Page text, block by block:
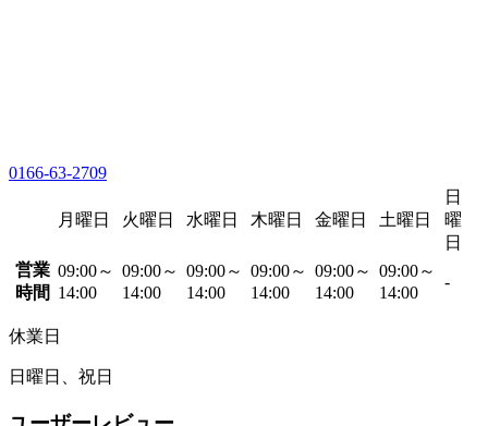
0166-63-2709
月曜日 火曜日 水曜日 木曜日 金曜日 土曜日
日
曜
日
営業
時間
09:00～
14:00
09:00～
14:00
09:00～
14:00
09:00～
14:00
09:00～
14:00
09:00～
14:00
-
休業日
日曜日、祝日